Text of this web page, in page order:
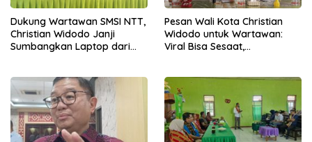
Dukung Wartawan SMSI NTT,
Christian Widodo Janji
Sumbangkan Laptop dari
Pesan Wali Kota Christian
Widodo untuk Wartawan:
Viral Bisa Sesaat,